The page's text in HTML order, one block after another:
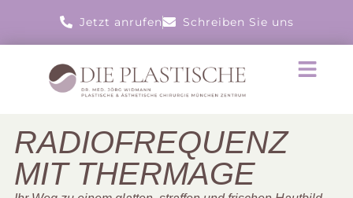
Jetzt anrufen Schreiben Sie uns
RADIOFREQUENZ
MIT THERMAGE